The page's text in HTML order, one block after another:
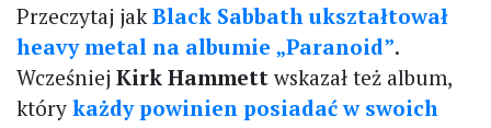
Przeczytaj jak Black Sabbath ukształtował
heavy metal na albumie „Paranoid”.
Wcześniej Kirk Hammettwskazał też album,
który każdy powinien posiadać w swoich